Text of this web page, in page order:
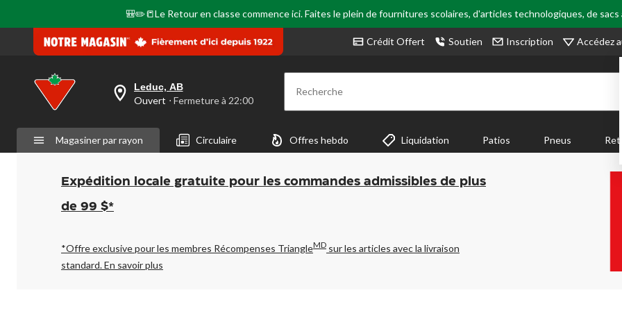
🎒✏️📒Le Retour en classe commence ici. Faites le plein de fournitures scolaires, d'articles technologiques, de
Crédit Offert Soutien Inscription Accédez
votre
est
Leduc,
AB,
Ouvert,
Fermeture
à
pour
changer
Leduc, AB
Ouvert ⋅ Fermeture à 22:00 Recherche
Magasiner par rayon Circulaire Offres hebdo Liquidation Patios Pneus
Expédition locale gratuite pour les commandes admissibles de plus
de 99 $*
*Offre exclusive pour les membres Récompenses TriangleMD sur les articles avec la livraison
standard.En savoir plus